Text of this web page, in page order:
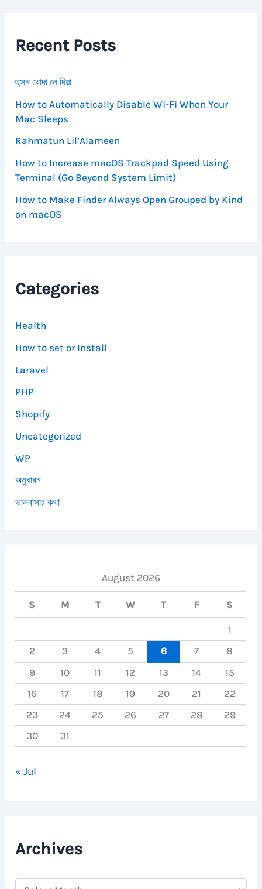
o
rRecent Posts
হুসন খোদা নে দিয়া
How to Automatically Disable Wi-Fi When Your
Mac Sleeps
Rahmatun Lil’Alameen
How to Increase macOS Trackpad Speed Using
Terminal (Go Beyond System Limit)
How to Make Finder Always Open Grouped by Kind
on macOS
Categories
Health
How to set or Install
Laravel
PHP
Shopify
Uncategorized
WP
অনুধাবন
ভালবাসার কথা
August 2026
S M T W T F S
1
2
3 4 5 6 7
8
9
10 11 12 13 14
15
16
17 18 19 20 21
22
23
24 25 26 27 28
29
30
31
« Jul
Archives
A